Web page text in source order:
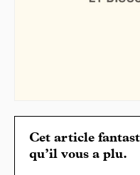
Cet article
qu’il vous a plu.